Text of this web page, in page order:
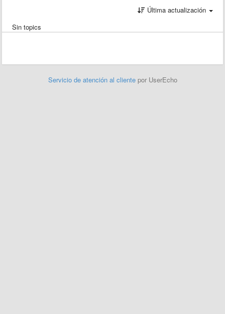
Última actualización
Sin topics
Servicio de atención al cliente por UserEcho